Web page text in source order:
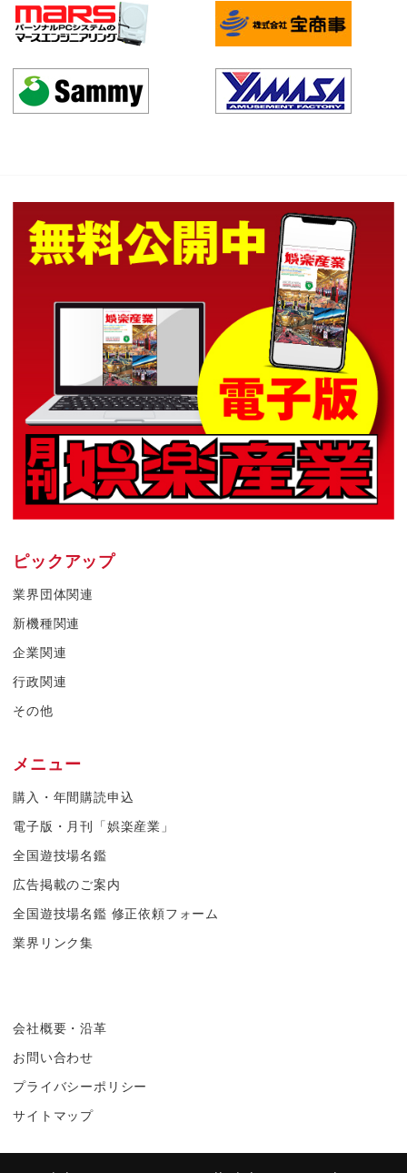
ピックアップ
業界団体関連
新機種関連
企業関連
行政関連
その他
メニュー
購入・年間購読申込
電子版・月刊「娯楽産業」
全国遊技場名鑑
広告掲載のご案内
全国遊技場名鑑 修正依頼フォーム
業界リンク集
会社概要・沿革
お問い合わせ
プライバシーポリシー
サイトマップ